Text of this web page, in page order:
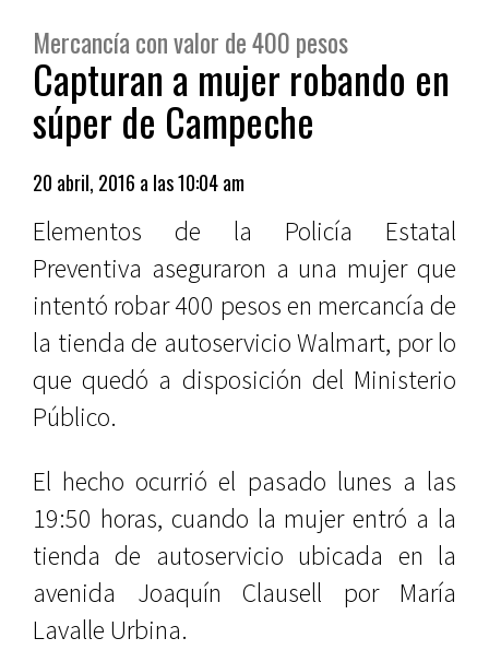
Mercancía con valor de 400 pesos
Capturan a mujer robando en
súper de Campeche
20 abril, 2016 a las 10:04 am
Elementos de la Policía Estatal
Preventiva aseguraron a una mujer que
intentó robar 400 pesos en mercancía de
la tienda de autoservicio Walmart, por lo
que quedó a disposición del Ministerio
Público.
El hecho ocurrió el pasado lunes a las
19:50 horas, cuando la mujer entró a la
tienda de autoservicio ubicada en la
avenida Joaquín Clausell por María
Lavalle Urbina.